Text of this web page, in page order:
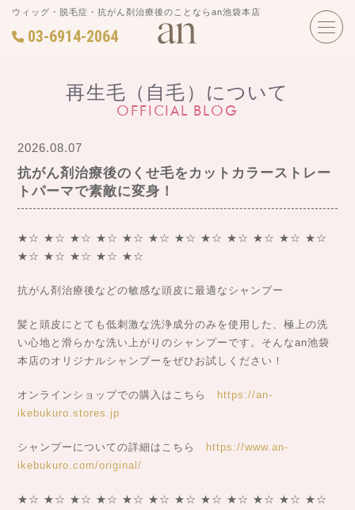
ウィッグ・脱毛症・抗がん剤治療後のことならan池袋本店
03-6914-2064
OFFICIAL BLOG
再生毛（自毛）について
2026.08.07
抗がん剤治療後のくせ毛をカットカラーストレー
トパーマで素敵に変身！
★☆ ★☆ ★☆ ★☆ ★☆ ★☆ ★☆ ★☆ ★☆ ★☆ ★☆ ★☆
★☆ ★☆ ★☆ ★☆ ★☆
抗がん剤治療後などの敏感な頭皮に最適なシャンプー
髪と頭皮にとても低刺激な洗浄成分のみを使用した、極上の洗
い心地と滑らかな洗い上がりのシャンプーです。そんなan池袋
本店のオリジナルシャンプーをぜひお試しください！
オンラインショップでの購入はこちら https://an-
ikebukuro.stores.jp
シャンプーについての詳細はこちら https://www.an-
ikebukuro.com/original/
★☆ ★☆ ★☆ ★☆ ★☆ ★☆ ★☆ ★☆ ★☆ ★☆ ★☆ ★☆